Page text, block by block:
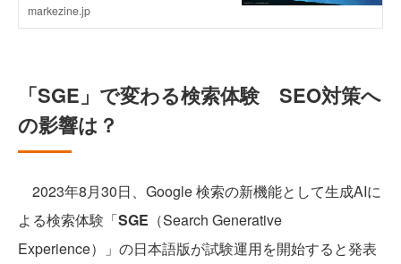
「SGE」で変わる検索体験 SEO対策へ
の影響は？
2023年8月30日、Google 検索の新機能として生成AIに
よる検索体験「SGE （Search Generative
Experience）」の日本語版が試験運用を開始すると発表